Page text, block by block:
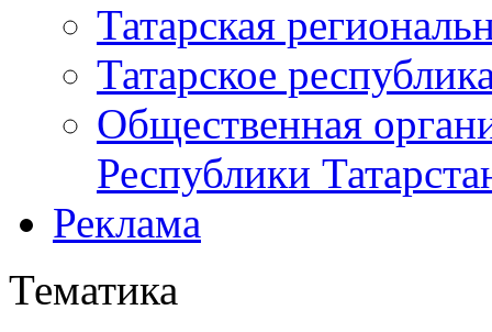
Татарская
Татарское
Общественная
Республики
Реклама
Тематика